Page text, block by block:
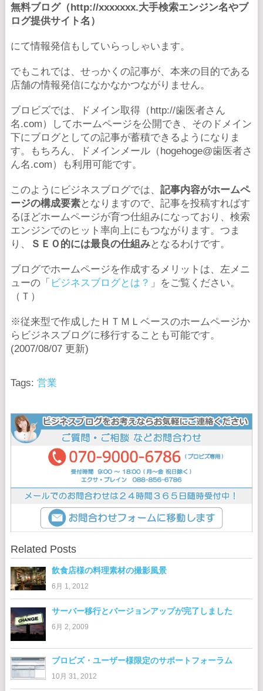
無料ブログ（http://xxxxxxx.大手検索エンジン名やブ
ログ提供サイト名）
にて情報発信もしていらっしゃいます。
でもこれでは、せっかくの記事が、本来の目的である
店舗の情報発信になかなかつながりません。
ブロビズでは、ドメイン取得（http://歯医者さん
名.com）してホームページを公開でき、そのドメイン
下にブログとしての記事が蓄積できるようになりま
す。もちろん、ドメインメール（hogehoge@歯医者さ
ん名.com）も利用可能です。
このようにビジネスブログでは、 記事内容がホームペ
ージの構成要素となりますので、記事を投稿すればす
るほどホームページが育つ仕組みになっており、検索
エンジンでのヒット率向上にもつながります。つま
り、
ＳＥＯ的には最良の仕組みとなるわけです。
ブログでホームページを作成するメリットは、左メニ
ューの「 ビジネスブログとは？ 」をご覧ください。
（Ｔ）
※従来型で作成したＨＴＭＬベースのホームページか
らビジネスブログに移行することも可能です。
(2007/08/07 更新)
Tags: 営業
Related Posts
飲食店様の料理素材の撮影風景
6月 1, 2012
サーバー移行とバージョンアップが完了しました
6月 2, 2009
ブロビズ・ユーザー様限定のサポートフォーラム
10月 31, 2012